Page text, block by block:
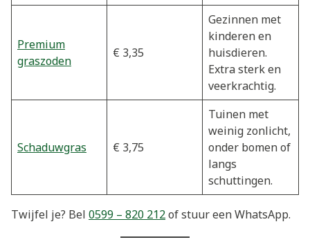
Premium
graszoden
€ 3,35
Gezinnen met
kinderen en
huisdieren.
Extra sterk en
veerkrachtig.
Schaduwgras € 3,75
Tuinen met
weinig zonlicht,
onder bomen of
langs
schuttingen.
Twijfel je? Bel 0599 – 820 212of stuur een WhatsApp.